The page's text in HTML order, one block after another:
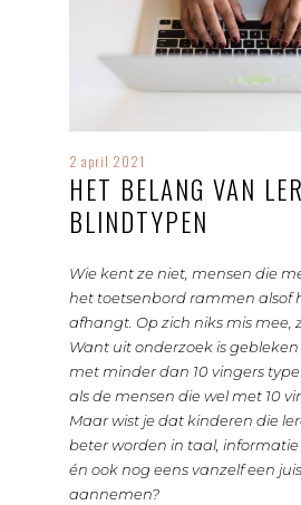
2 april 2021
HET BELANG VAN
BLINDTYPEN
Wie kent ze niet, mensen die
het toetsenbord rammen alsof
afhangt. Op zich niks mis mee,
Want uit onderzoek is
met minder dan 10 vingers
als de mensen die wel met 10
Maar wist je dat kinderen die
beter worden in taal,
én ook nog eens vanzelf een
aannemen?